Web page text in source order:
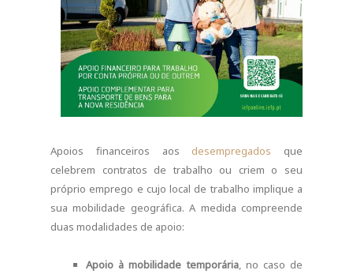
Apoios financeiros aos desempregados que
celebrem contratos de trabalho ou criem o seu
próprio emprego e cujo local de trabalho implique a
sua mobilidade geográfica. A medida compreende
duas modalidades de apoio:
Apoio à mobilidade temporária, no caso de